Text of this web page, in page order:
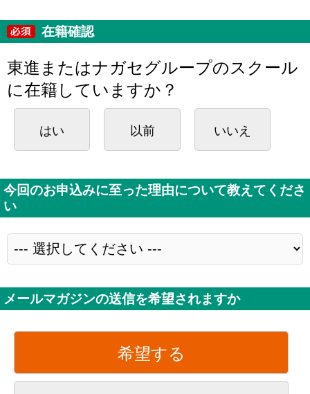
在籍確認
東進またはナガセグループのスクール
に在籍していますか？
はい 以前 いいえ
今回のお申込みに至った理由について教えてくださ
い
メールマガジンの送信を希望されますか
希望する